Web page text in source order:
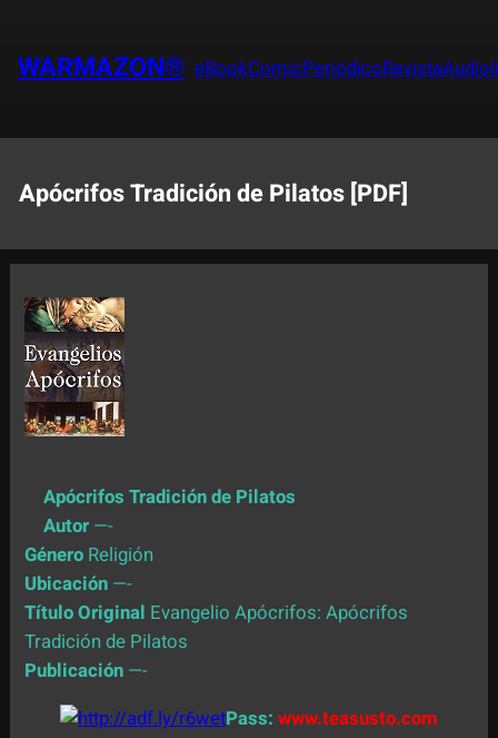
contenido
WARMAZON® eBookComicPeriódicoRevista
Apócrifos Tradición de Pilatos [PDF]
Apócrifos Tradición de Pilatos
Autor —-
Género Religión
Ubicación —-
Título Original Evangelio Apócrifos: Apócrifos
Tradición de Pilatos
Publicación —-
Pass: www.teasusto.com